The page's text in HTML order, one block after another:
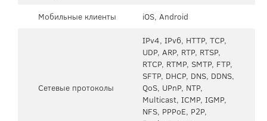
Мобильные клиенты iOS, Android
Сетевые протоколы
IPv4, IPv6, HTTP, TCP,
UDP, ARP, RTP, RTSP,
RTCP, RTMP, SMTP, FTP,
SFTP, DHCP, DNS, DDNS,
QoS, UPnP, NTP,
Multicast, ICMP, IGMP,
NFS, PPPoE, P2P,